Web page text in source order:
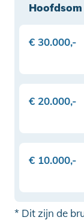
Hoofdsom
€ 30.000,-
€ 20.000,-
€ 10.000,-
* Dit zijn de